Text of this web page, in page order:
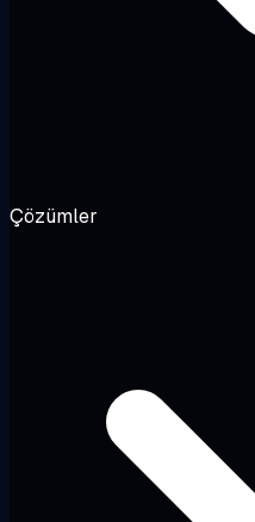
Çözümler